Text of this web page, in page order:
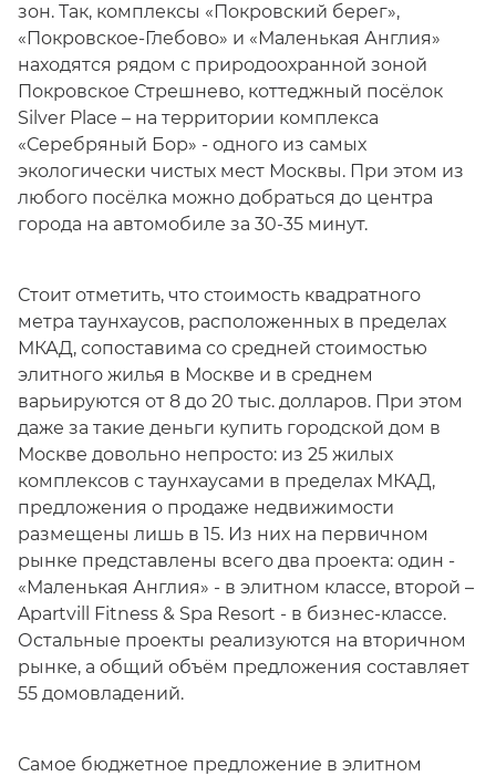
зон. Так, комплексы «Покровский берег»,
«Покровское-Глебово» и «Маленькая Англия»
находятся рядом с природоохранной зоной
Покровское Стрешнево, коттеджный посёлок
Silver Place – на территории комплекса
«Серебряный Бор» - одного из самых
экологически чистых мест Москвы. При этом из
любого посёлка можно добраться до центра
города на автомобиле за 30-35 минут.
Стоит отметить, что стоимость квадратного
метра таунхаусов, расположенных в пределах
МКАД, сопоставима со средней стоимостью
элитного жилья в Москве и в среднем
варьируются от 8 до 20 тыс. долларов. При этом
даже за такие деньги купить городской дом в
Москве довольно непросто: из 25 жилых
комплексов с таунхаусами в пределах МКАД,
предложения о продаже недвижимости
размещены лишь в 15. Из них на первичном
рынке представлены всего два проекта: один -
«Маленькая Англия» - в элитном классе, второй –
Apartvill Fitness & Spa Resort - в бизнес-классе.
Остальные проекты реализуются на вторичном
рынке, а общий объём предложения составляет
55 домовладений.
Самое бюджетное предложение в элитном